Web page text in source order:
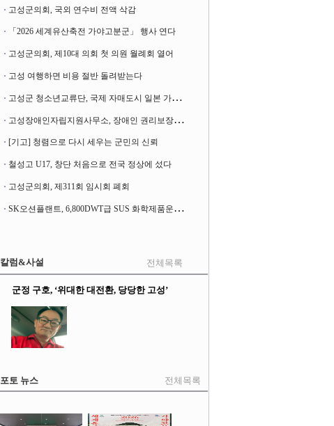
고성군의회, 국외 연수비 전액 삭감
「2026 세계유산축전 가야고분군」 행사 연다
고성군의회, 제10대 의회 첫 의원 월례회 열어
고성 여행하면 비용 절반 돌려받는다
고
성군 청소년교류단, 국제 자매도시 일본 가사오카시 찾아
고
성장애인자립지원사무소, 장애인 권리보장 촉구 1인 시위 벌여
[기고] 청렴으로 다시 세우는 군민의 신뢰
철성고 U17, 창단 처음으로 전국 정상에 섰다
고성군의회, 제311회 임시회 폐회
S
K오션플랜트, 6,800DWT급 SUS 화학제품운반선 2척 수주
칼럼&사설 전체목록
군정 구호, ‘위대한 대전환, 당당한 고성’
포토 뉴스 전체목록